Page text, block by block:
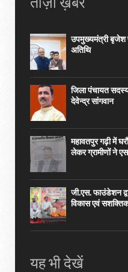
उपमुख्यमंत्री बृजेश
अतिथि
जिला पंचायत
देवेन्द्र सांगवान
महावतपुर गढ़ी में
लेकर ग्रामीणों ने
जी.एस. फाउंडेशन
विकास एवं
यह भी देखें